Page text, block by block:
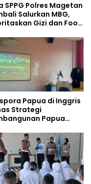
SPPG Polres Magetan
Salurkan MBG,
Gizi dan Food
Papua di Inggris
Strategi
Papua
Internasional